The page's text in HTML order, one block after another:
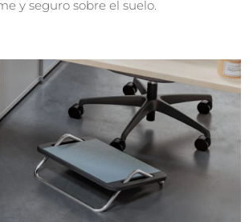
y seguro sobre el suelo.